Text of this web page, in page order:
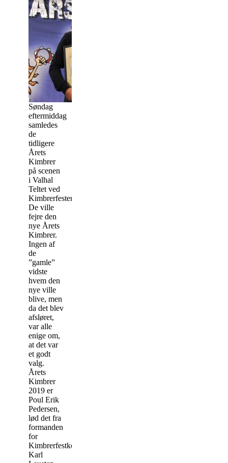
Søndag
eftermiddag
samledes
de
tidligere
Årets
Kimbrer
på scenen
i Valhal
Teltet ved
Kimbrerfesten.
De ville
fejre den
nye Årets
Kimbrer.
Ingen af
de
”gamle”
vidste
hvem den
nye ville
blive, men
da det blev
afsløret,
var alle
enige om,
at det var
et godt
valg.
Årets
Kimbrer
2019 er
Poul Erik
Pedersen,
lød det fra
formanden
for
Kimbrerfestkomiteen
Karl